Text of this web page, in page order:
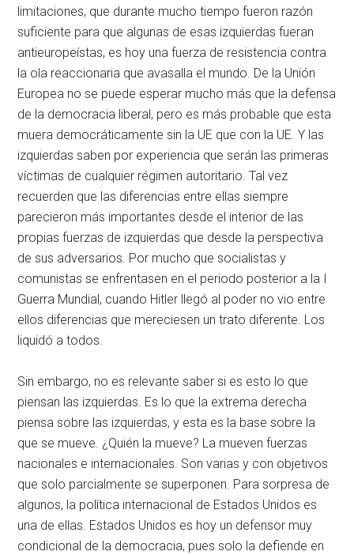
limitaciones, que durante mucho tiempo fueron razón
suficiente para que algunas de esas izquierdas fueran
antieuropeístas, es hoy una fuerza de resistencia contra
la ola reaccionaria que avasalla el mundo. De la Unión
Europea no se puede esperar mucho más que la defensa
de la democracia liberal, pero es más probable que esta
muera democráticamente sin la UE que con la UE. Y las
izquierdas saben por experiencia que serán las primeras
víctimas de cualquier régimen autoritario. Tal vez
recuerden que las diferencias entre ellas siempre
parecieron más importantes desde el interior de las
propias fuerzas de izquierdas que desde la perspectiva
de sus adversarios. Por mucho que socialistas y
comunistas se enfrentasen en el periodo posterior a la I
Guerra Mundial, cuando Hitler llegó al poder no vio entre
ellos diferencias que mereciesen un trato diferente. Los
liquidó a todos.
Sin embargo, no es relevante saber si es esto lo que
piensan las izquierdas. Es lo que la extrema derecha
piensa sobre las izquierdas, y esta es la base sobre la
que se mueve. ¿Quién la mueve? La mueven fuerzas
nacionales e internacionales. Son varias y con objetivos
que solo parcialmente se superponen. Para sorpresa de
algunos, la política internacional de Estados Unidos es
una de ellas. Estados Unidos es hoy un defensor muy
condicional de la democracia, pues solo la defiende en